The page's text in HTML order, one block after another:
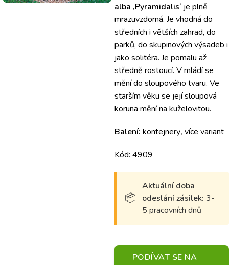
alba ‚Pyramidalis‘ je plně
mrazuvzdorná. Je vhodná do
středních i větších zahrad, do
parků, do skupinových výsadeb i
jako solitéra. Je pomalu až
středně rostoucí. V mládí se
mění do sloupového tvaru. Ve
starším věku se její sloupová
koruna mění na kuželovitou.
Balení: kontejnery, více variant
Kód: 4909
Aktuální doba
odeslání zásilek: 3-
5 pracovních dnů
PODÍVAT SE NA